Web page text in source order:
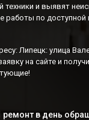
техники и выявят
работы по доступной
Липецк: улица
на сайте и
ремонт в день